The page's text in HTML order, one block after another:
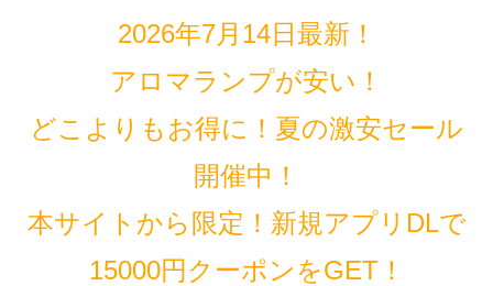
2026年7月14日最新！
アロマランプが安い！
どこよりもお得に！夏の激安セール
開催中！
本サイトから限定！新規アプリDLで
15000円クーポンをGET！